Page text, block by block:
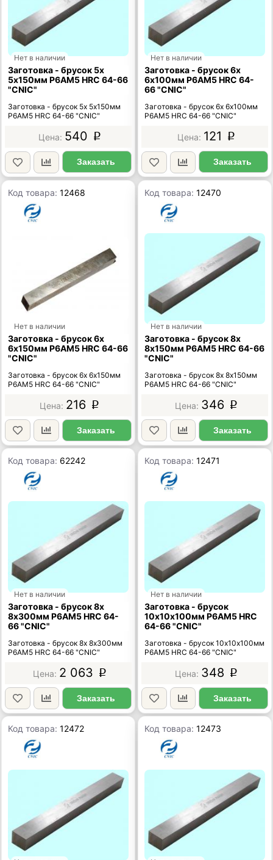
Нет в наличии
Заготовка - брусок 5х
5х150мм Р6АМ5 HRC 64-66
"CNIC"
Заготовка - брусок 5х 5х150мм
Р6АМ5 HRC 64-66 "CNIC"
540 p
Заказать
Нет в наличии
Заготовка - брусок 6х
6х100мм Р6АМ5 HRC 64-
66 "CNIC"
Заготовка - брусок 6х 6х100мм
Р6АМ5 HRC 64-66 "CNIC"
121 p
Заказать
Код товара:12468
Нет в наличии
Заготовка - брусок 6х
6х150мм Р6АМ5 HRC 64-66
"CNIC"
Заготовка - брусок 6х 6х150мм
Р6АМ5 HRC 64-66 "CNIC"
216 p
Заказать
Код товара:12470
Нет в наличии
Заготовка - брусок 8х
8х150мм Р6АМ5 HRC 64-66
"CNIC"
Заготовка - брусок 8х 8х150мм
Р6АМ5 HRC 64-66 "CNIC"
346 p
Заказать
Код товара: 62242
Нет в наличии
Заготовка - брусок 8х
8х300мм Р6АМ5 HRC 64-
66 "CNIC"
Заготовка - брусок 8х 8х300мм
Р6АМ5 HRC 64-66 "CNIC"
2 063 p
Заказать
Код товара:12471
Нет в наличии
Заготовка - брусок
10х10х100мм Р6АМ5 HRC
64-66 "CNIC"
Заготовка - брусок 10х10х100мм
Р6АМ5 HRC 64-66 "CNIC"
348 p
Заказать
Код товара:12472 Код товара:12473